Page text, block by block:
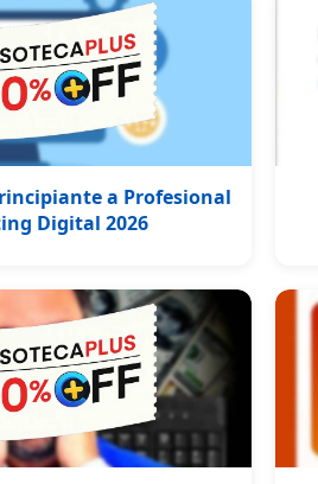
a Profesional
Digital 2026